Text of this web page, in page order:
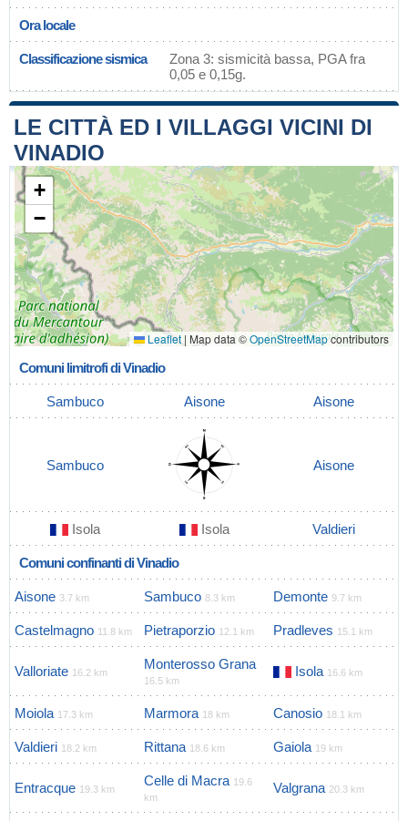
Ora locale
Classificazione sismica
Zona 3: sismicità bassa, PGA fra
0,05 e 0,15g.
LE CITTÀ ED I VILLAGGI VICINI DI
VINADIO
+
−
Leaflet | Map data ©OpenStreetMapcontributors
Comuni limitrofi di Vinadio
Sambuco Aisone Aisone
Sambuco Aisone
Isola Isola Valdieri
Comuni confinanti di Vinadio
Aisone 3.7 km Sambuco 8.3 km Demonte 9.7 km
Castelmagno 11.8 km Pietraporzio 12.1 km Pradleves 15.1 km
Valloriate 16.2 km
Monterosso Grana
16.5 km
Isola 16.6 km
Moiola 17.3 km Marmora 18 km Canosio 18.1 km
Valdieri 18.2 km Rittana 18.6 km Gaiola 19 km
Entracque 19.3 km
Celle di Macra 19.6
km
Valgrana 20.3 km